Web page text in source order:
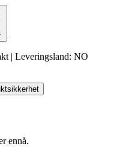
| Leveringsland: NO
ennå.